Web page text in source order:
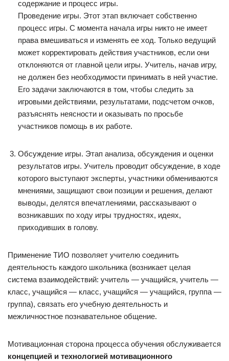
содержание и процесс игры.
Проведение игры. Этот этап включает собственно
процесс игры. С момента начала игры никто не имеет
права вмешиваться и изменять ее ход. Только ведущий
может корректировать действия участников, если они
отклоняются от главной цели игры. Учитель, начав игру,
не должен без необходимости принимать в ней участие.
Его задачи заключаются в том, чтобы следить за
игровыми действиями, результатами, подсчетом очков,
разъяснять неясности и оказывать по просьбе
участников помощь в их работе.
Обсуждение игры. Этап анализа, обсуждения и оценки
результатов игры. Учитель проводит обсуждение, в ходе
которого выступают эксперты, участники обмениваются
мнениями, защищают свои позиции и решения, делают
выводы, делятся впечатлениями, рассказывают о
возникавших по ходу игры трудностях, идеях,
приходивших в голову.
Применение ТИО позволяет учителю соединить
деятельность каждого школьника (возникает целая
система взаимодействий: учитель — учащийся, учитель —
класс, учащийся — класс, учащийся — учащийся, группа —
группа), связать его учебную деятельность и
межличностное познавательное общение.
Мотивационная сторона процесса обучения обслуживается
концепцией и технологией мотивационного